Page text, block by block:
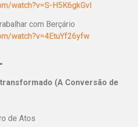
watch?v=S-H5K6gkGvI
com Berçário
watch?v=4EtuYf26yfw
(A Conversão de
de Atos